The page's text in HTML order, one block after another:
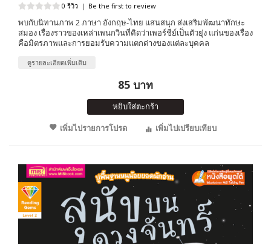
0 รีวิว | Be the first to review
พบกับนิทานภาพ 2 ภาษา อังกฤษ-ไทย แสนสนุก ส่งเสริมพัฒนาทักษะ
สมอง เรื่องราวของเหล่าเพนกวินที่คิดว่าเพอร์ชีย์เป็นตัวยุ่ง แก่นของเรื่อง
คือมิตรภาพและการยอมรับความแตกต่างของแต่ละบุคคล
ดูรายละเอียดเพิ่มเติม
85 บาท
หยิบใส่ตะกร้า
เพิ่มไปรายการโปรด
เพิ่มไปเปรียบเทียบ